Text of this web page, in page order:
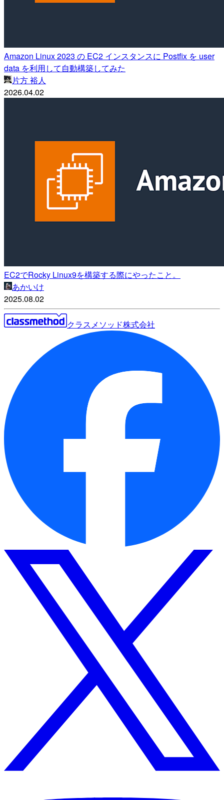
Amazon Linux 2023 の EC2 インスタンスに Postfix を user
data を利用して自動構築してみた
片方 裕人
2026.04.02
EC2でRocky Linux9を構築する際にやったこと。
あかいけ
2025.08.02
クラスメソッド株式会社